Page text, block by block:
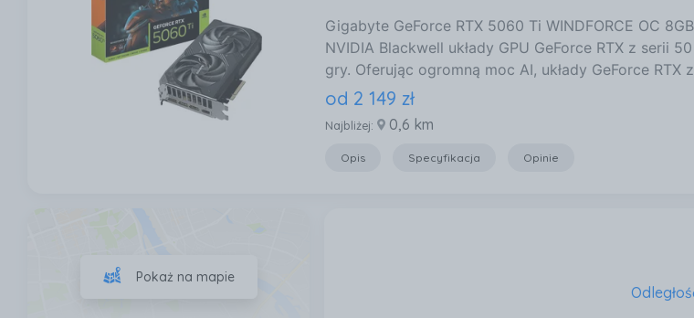
Gigabyte GeForce RTX 5060 Ti WINDFORCE OC
NVIDIA Blackwell układy GPU GeForce RTX z
gry. Oferując ogromną moc AI, układy GeForce
od 2 149 zł
Najbliżej: 0,6 km
Opis Specyfikacja Opinie
Pokaż na mapie